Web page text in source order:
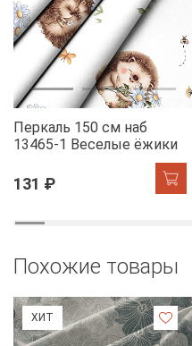
Перкаль 150 см наб
13465-1 Веселые ёжики
131 ₽
Похожие товары
ХИТ